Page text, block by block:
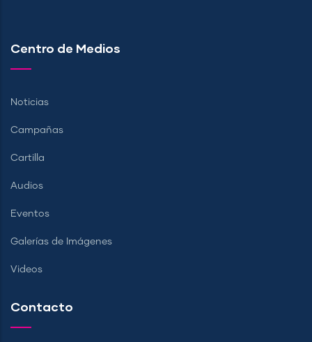
Centro de Medios
Noticias
Campañas
Cartilla
Audios
Eventos
Galerías de Imágenes
Videos
Contacto